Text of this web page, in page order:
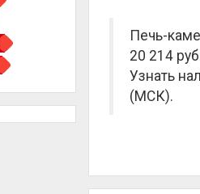
Печь-
20 214
Узнать
(МСК).